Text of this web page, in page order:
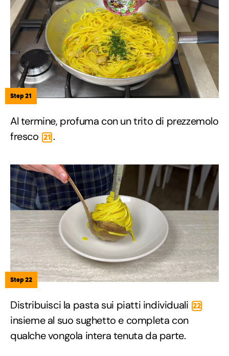
Step 21
Al termine, profuma con un trito di prezzemolo
fresco 21 .
Step 22
Distribuisci la pasta sui piatti individuali 22
insieme al suo sughetto e completa con
qualche vongola intera tenuta da parte.